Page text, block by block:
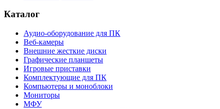
Каталог
Аудио-оборудование для ПК
Веб-камеры
Внешние жесткие диски
Графические планшеты
Игровые приставки
Комплектующие для ПК
Компьютеры и моноблоки
Мониторы
МФУ